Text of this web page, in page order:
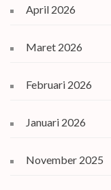
April 2026
Maret 2026
Februari 2026
Januari 2026
November 2025